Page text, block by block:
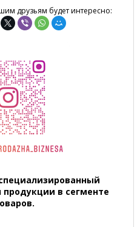
друзьям будет интересно:
продукции в сегменте